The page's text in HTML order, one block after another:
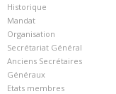
Historique
Mandat
Organisation
Secrétariat Général
Anciens Secrétaires
Généraux
Etats membres